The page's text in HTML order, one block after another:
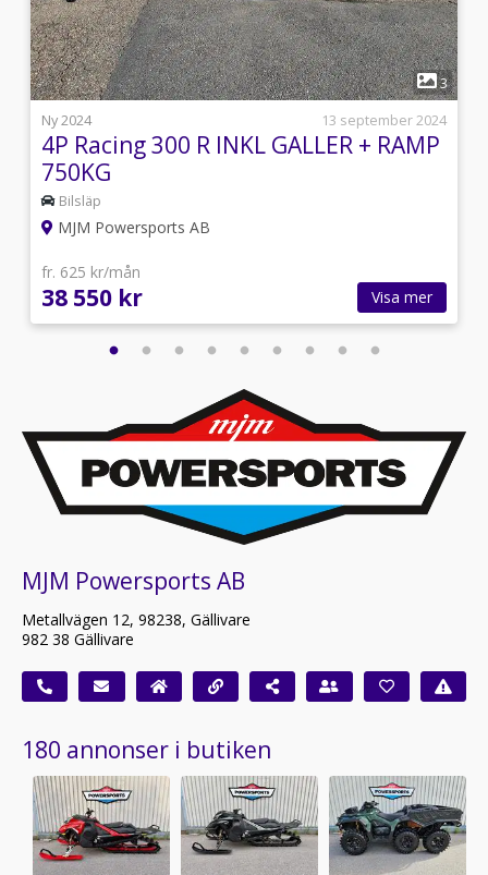
1
3
Ny 2024
13 september 2024
4P Racing 300 R INKL GALLER + RAMP
750KG
Bilsläp
MJM Powersports AB
fr. 625 kr/mån
38 550 kr Visa mer
MJM Powersports AB
Metallvägen 12, 98238, Gällivare
982 38 Gällivare
180 annonser i butiken